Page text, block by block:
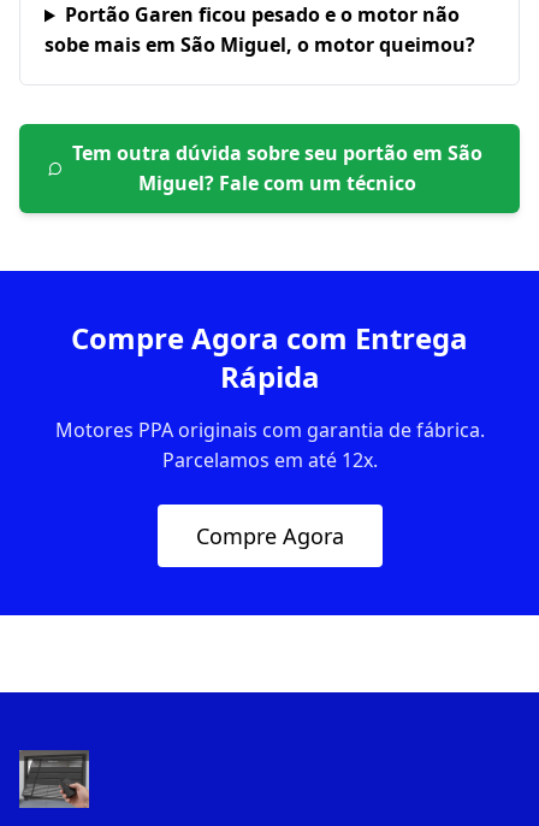
Portão Garen ficou pesado e o motor não
sobe mais em São Miguel, o motor queimou?
Tem outra dúvida sobre seu portão em São
Miguel? Fale com um técnico
Compre Agora com Entrega
Rápida
Motores PPA originais com garantia de fábrica.
Parcelamos em até 12x.
Compre Agora